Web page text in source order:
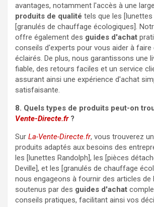
avantages, notamment l'accès à une
produits de qualité tels que les
[granulés de chauffage écologiques].
offre également des guides d'achat
conseils d'experts pour vous aider à faire
éclairés. De plus, nous garantissons une
fiable, des retours faciles et un service
assurant ainsi une expérience d'achat
satisfaisante.
8. Quels types de produits peut-on
Vente-Directe.fr?
Sur La-Vente-Directe.fr, vous trouverez
produits adaptés aux besoins des
les [lunettes Randolph], les [pièces
Deville], et les [granulés de chauffage
nous engageons à fournir des articles de
soutenus par des guides d'achat
conseils pratiques, facilitant ainsi vos